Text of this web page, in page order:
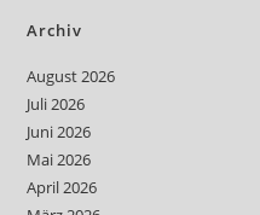
Archiv
August 2026
Juli 2026
Juni 2026
Mai 2026
April 2026